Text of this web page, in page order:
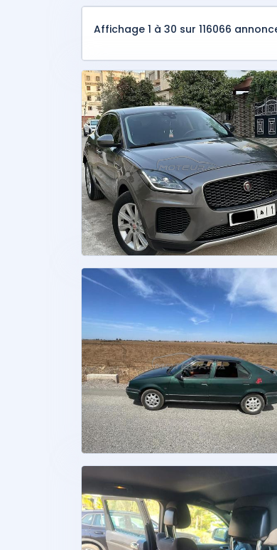
Affichage 1 à 30 sur 116066